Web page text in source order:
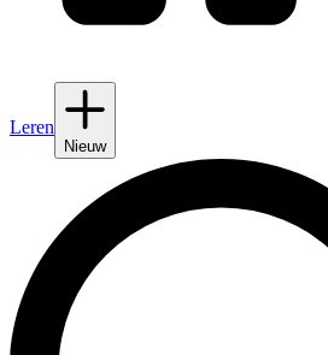
Leren
Nieuw